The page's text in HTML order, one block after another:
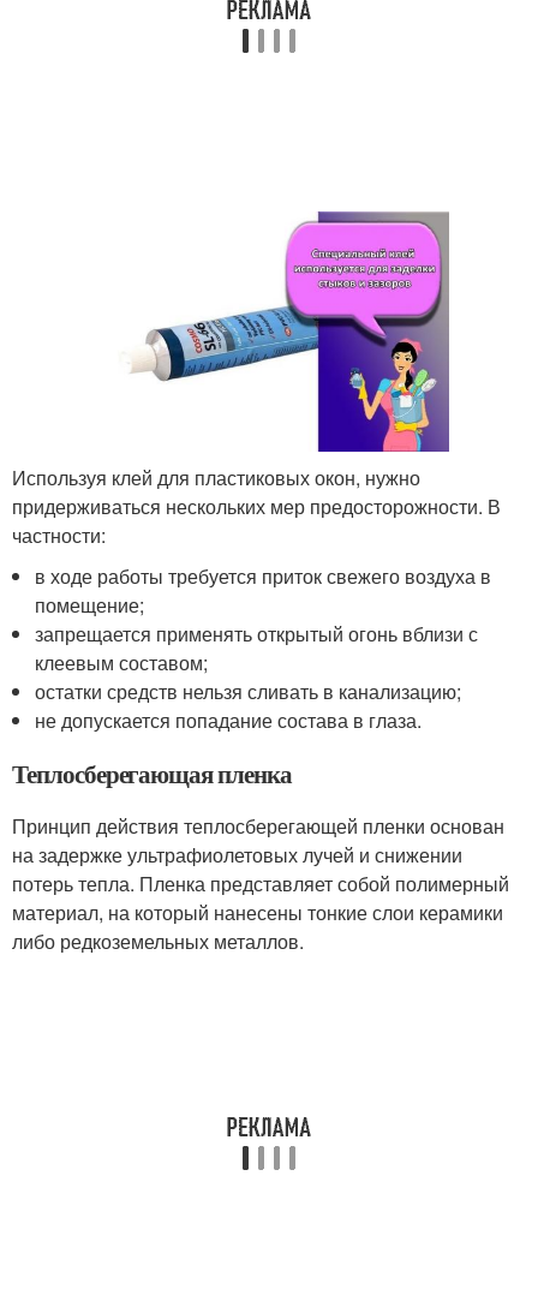
Используя клей для пластиковых окон, нужно
придерживаться нескольких мер предосторожности. В
частности:
в ходе работы требуется приток свежего воздуха в
помещение;
запрещается применять открытый огонь вблизи с
клеевым составом;
остатки средств нельзя сливать в канализацию;
не допускается попадание состава в глаза.
Теплосберегающая пленка
Принцип действия теплосберегающей пленки основан
на задержке ультрафиолетовых лучей и снижении
потерь тепла. Пленка представляет собой полимерный
материал, на который нанесены тонкие слои керамики
либо редкоземельных металлов.